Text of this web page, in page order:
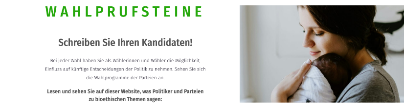
September den Marsch für das Leben